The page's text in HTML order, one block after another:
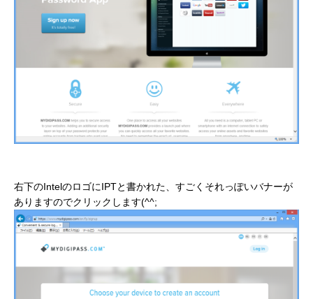
右下のIntelのロゴにIPTと書かれた、すごくそれっぽいバナーが
ありますのでクリックします(^^;